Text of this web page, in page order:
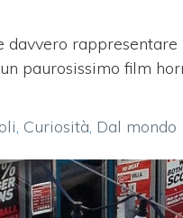
davvero
paurosissimo film
, Curiosità, Dal mondo